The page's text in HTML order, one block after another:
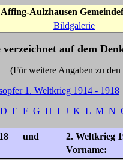
Affing-Aulzhausen
Bildgalerie
auf dem
zu den Personen
1. Weltkrieg 1914 - 1918
D E F G H I J K L M N
und
2. Weltkrieg
Vorname: